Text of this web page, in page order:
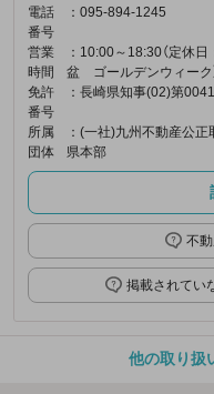
電話
番号
：095-894-1245
営業
時間
：10:00～18:30（定
盆 ゴールデンウィーク
免許
番号
：長崎県知事(02)第
所属
団体
：(一社)九州不動産公
県本部
不
掲載されてい
他の取り扱